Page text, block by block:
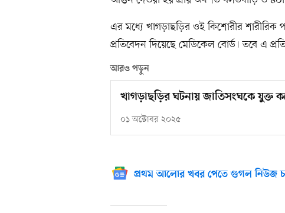
এর মধ্যে খাগড়াছড়ির ওই কিশোরীর শারীরিক
প্রতিবেদন দিয়েছে মেডিকেল বোর্ড। তবে এ
আরও পড়ুন
খাগড়াছড়ির ঘটনায় জাতিসংঘকে যুক্ত
০১ অক্টোবর ২০২৫
প্রথম আলোর খবর পেতে গুগল নিউজ